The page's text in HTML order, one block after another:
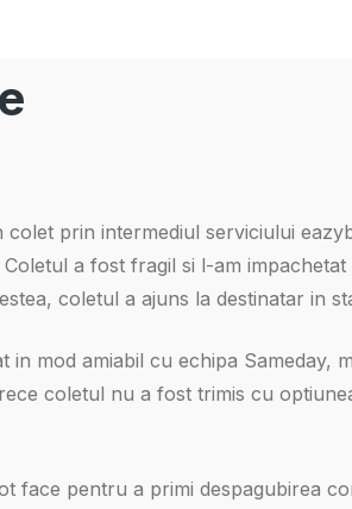
prin intermediul serviciului
a fost fragil si l-am
coletul a ajuns la destinatar in
in mod amiabil cu echipa
coletul nu a fost trimis cu
face pentru a primi despagubirea